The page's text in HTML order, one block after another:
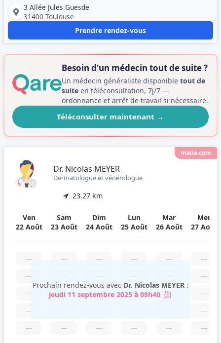
3 Allée Jules Guesde
31400 Toulouse
Prendre rendez-vous
Besoin d'un médecin tout de suite ?
Un médecin généraliste disponibletout de
suite en téléconsultation, 7j/7 —
ordonnance et arrêt de travail si nécessaire.
Téléconsulter maintenant →
maiia.com
Dr. Nicolas MEYER
Dermatologue et vénérologue
23.27 km
Ven
22 Août
Sam
23 Août
Dim
24 Août
Lun
25 Août
Mar
26 Août
Mer
27 Août
—
—
—
—
—
—
—
—
—
—
—
—
—
—
—
—
—
—
—
—
—
—
Prochain rendez-vous avec Dr. Nicolas MEYER:
jeudi 11 septembre 2025 à 09h40